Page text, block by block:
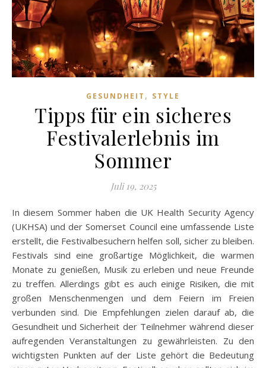
GESUNDHEIT , STYLE
Tipps für ein sicheres
Festivalerlebnis im
Sommer
Juli 19, 2025
In diesem Sommer haben die UK Health Security Agency
(UKHSA) und der Somerset Council eine umfassende Liste
erstellt, die Festivalbesuchern helfen soll, sicher zu bleiben.
Festivals sind eine großartige Möglichkeit, die warmen
Monate zu genießen, Musik zu erleben und neue Freunde
zu treffen. Allerdings gibt es auch einige Risiken, die mit
großen Menschenmengen und dem Feiern im Freien
verbunden sind. Die Empfehlungen zielen darauf ab, die
Gesundheit und Sicherheit der Teilnehmer während dieser
aufregenden Veranstaltungen zu gewährleisten. Zu den
wichtigsten Punkten auf der Liste gehört die Bedeutung